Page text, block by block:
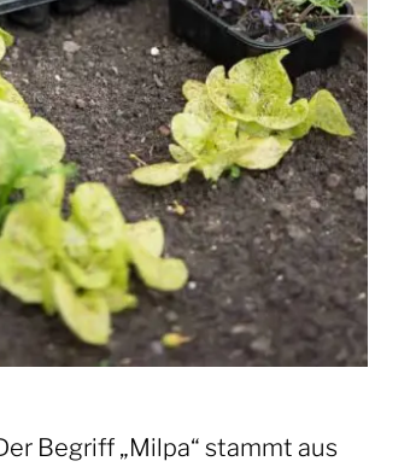
Begriff „Milpa“ stammt aus